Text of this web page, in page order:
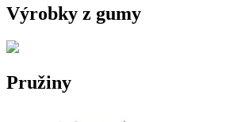
Výrobky z gumy
Pružiny